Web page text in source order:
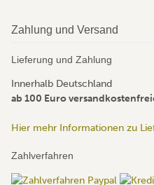
Zahlung und Versand
Lieferung und Zahlung
Innerhalb Deutschland
ab 100 Euro
Hier mehr Informationen zu
Zahlverfahren